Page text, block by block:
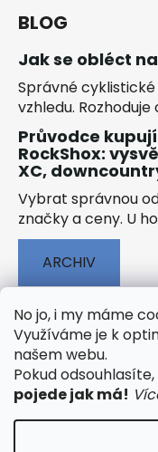
No jo, i my máme
Využíváme je k
našem webu.
Pokud
pojede jak má!
BLOG
Jak se obléct
Správné
vzhledu. Rozhoduje
Průvodce
RockShox:
XC,
Vybrat správnou
značky a ceny. U
ARCHIV
🟢
🟢